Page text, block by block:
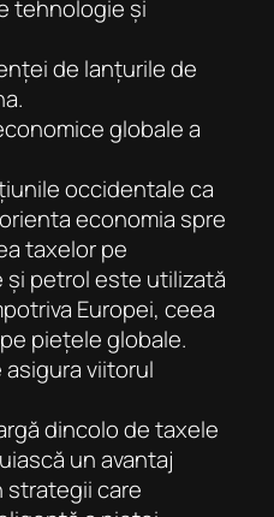
tehnologie și
de lanțurile de
globale a
occidentale ca
economia spre
taxelor pe
petrol este utilizată
Europei, ceea
piețele globale.
asigura viitorul
dincolo de taxele
un avantaj
strategii care